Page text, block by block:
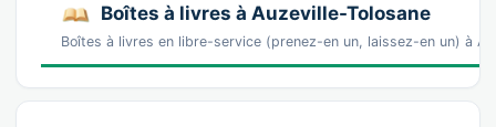
Boîtes à livres à Auzeville-Tolosane
Boîtes à livres en libre-service (prenez-en un, laissez-en un) à